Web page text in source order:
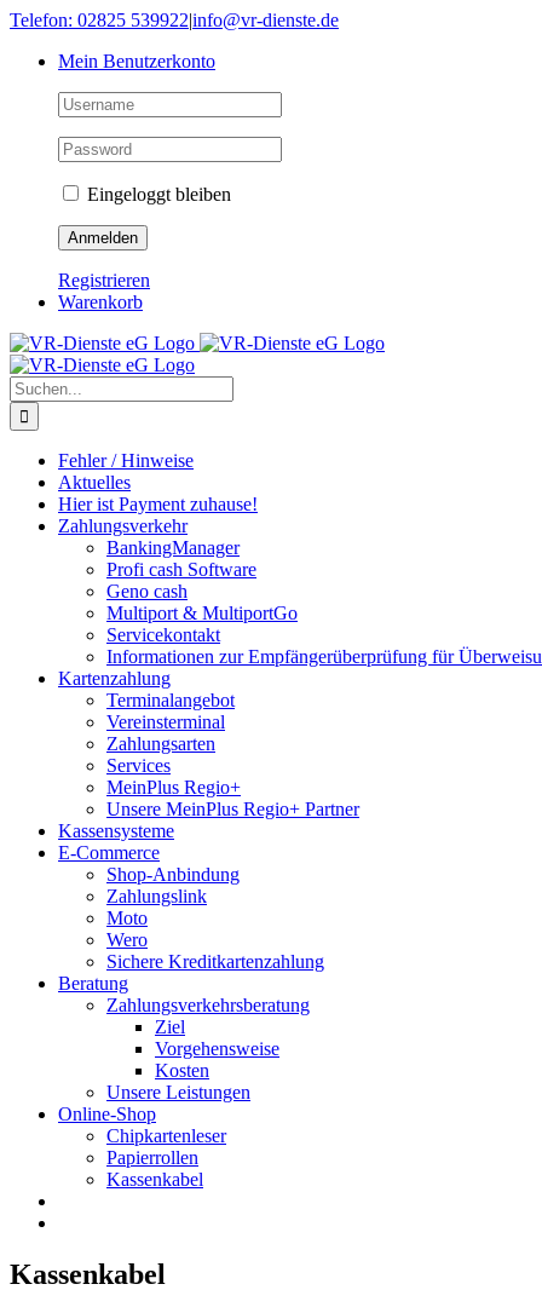
Skip
content
Telefon: 02825 539922|info@vr-dienste.de
Mein Benutzerkonto
Eingeloggt bleiben
Registrieren
Warenkorb
Suche
nach:
Fehler / Hinweise
Aktuelles
Hier ist Payment zuhause!
Zahlungsverkehr
BankingManager
Profi cash Software
Geno cash
Multiport & MultiportGo
Servicekontakt
Informationen zur Empfängerüberprüfung für
Kartenzahlung
Terminalangebot
Vereinsterminal
Zahlungsarten
Services
MeinPlus Regio+
Unsere MeinPlus Regio+ Partner
Kassensysteme
E-Commerce
Shop-Anbindung
Zahlungslink
Moto
Wero
Sichere Kreditkartenzahlung
Beratung
Zahlungsverkehrsberatung
Ziel
Vorgehensweise
Kosten
Unsere Leistungen
Online-Shop
Chipkartenleser
Papierrollen
Kassenkabel
Kassenkabel